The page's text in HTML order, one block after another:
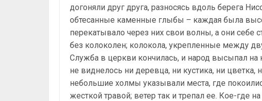
догоняли друг друга, разносясь вдоль берега
обтесанные каменные глыбы – каждая была
перекатывало через них свои волны, а они себе
без колоколен; колокола, укрепленные между
Служба в церкви кончилась, и народ высыпал на
не виднелось ни деревца, ни кустика, ни цветка,
небольшие холмы указывали места, где
жесткой травой; ветер так и трепал ее. Кое-где